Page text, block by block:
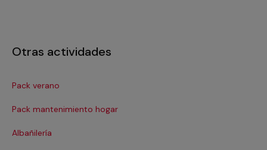
Otras actividades
Pack verano
Pack mantenimiento hogar
Albañilería